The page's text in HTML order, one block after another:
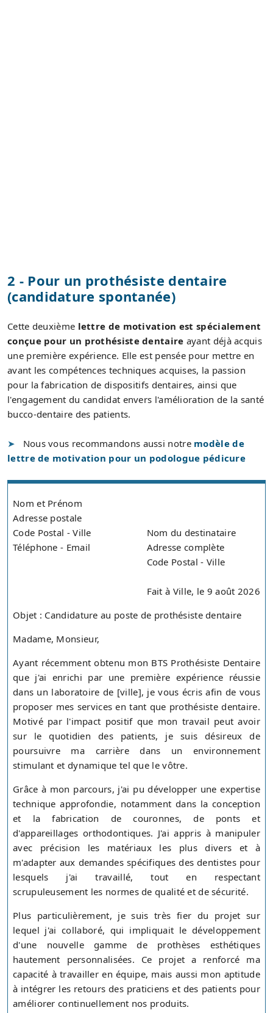
2 - Pour un prothésiste dentaire
(candidature spontanée)
Cette deuxième lettre de motivation est spécialement
conçue pour un prothésiste dentaire ayant déjà acquis
une première expérience. Elle est pensée pour mettre en
avant les compétences techniques acquises, la passion
pour la fabrication de dispositifs dentaires, ainsi que
l'engagement du candidat envers l'amélioration de la santé
bucco-dentaire des patients.
Nous vous recommandons aussi notre modèle de
lettre de motivation pour un podologue pédicure
Nom et Prénom
Adresse postale
Code Postal - Ville
Téléphone - Email
Nom du destinataire
Adresse complète
Code Postal - Ville
Fait à Ville, le 9 août 2026
Objet : Candidature au poste de prothésiste dentaire
Madame, Monsieur,
Ayant récemment obtenu mon BTS Prothésiste Dentaire
que j'ai enrichi par une première expérience réussie
dans un laboratoire de [ville], je vous écris afin de vous
proposer mes services en tant que prothésiste dentaire.
Motivé par l'impact positif que mon travail peut avoir
sur le quotidien des patients, je suis désireux de
poursuivre ma carrière dans un environnement
stimulant et dynamique tel que le vôtre.
Grâce à mon parcours, j'ai pu développer une expertise
technique approfondie, notamment dans la conception
et la fabrication de couronnes, de ponts et
d'appareillages orthodontiques. J'ai appris à manipuler
avec précision les matériaux les plus divers et à
m'adapter aux demandes spécifiques des dentistes pour
lesquels j'ai travaillé, tout en respectant
scrupuleusement les normes de qualité et de sécurité.
Plus particulièrement, je suis très fier du projet sur
lequel j'ai collaboré, qui impliquait le développement
d'une nouvelle gamme de prothèses esthétiques
hautement personnalisées. Ce projet a renforcé ma
capacité à travailler en équipe, mais aussi mon aptitude
à intégrer les retours des praticiens et des patients pour
améliorer continuellement nos produits.